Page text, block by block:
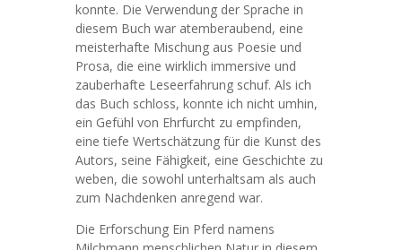
konnte. Die Verwendung der Sprache in
diesem Buch war atemberaubend, eine
meisterhafte Mischung aus Poesie und
Prosa, die eine wirklich immersive und
zauberhafte Leseerfahrung schuf. Als ich
das Buch schloss, konnte ich nicht umhin,
ein Gefühl von Ehrfurcht zu empfinden,
eine tiefe Wertschätzung für die Kunst des
Autors, seine Fähigkeit, eine Geschichte zu
weben, die sowohl unterhaltsam als auch
zum Nachdenken anregend war.
Die Erforschung Ein Pferd namens